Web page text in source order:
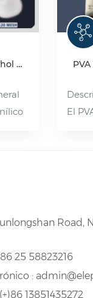
Resina de alcohol polivinílico (PVA) de grado industrial
o
a
El
Road,
25 58823216
:
13851435272